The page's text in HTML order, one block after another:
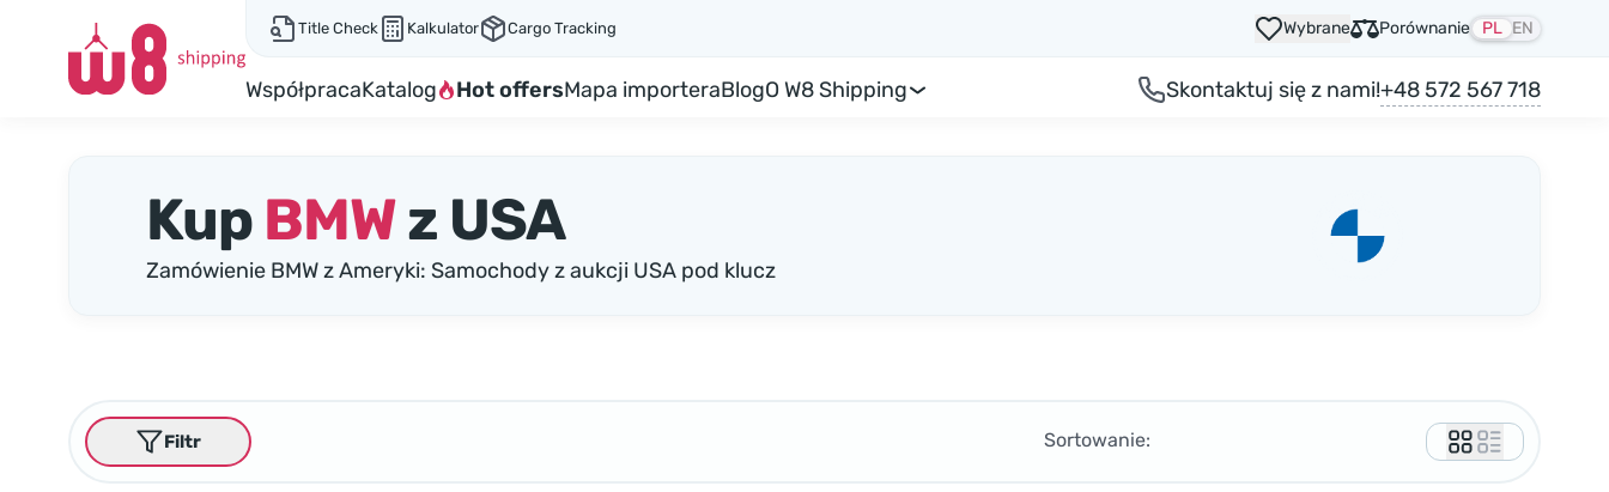
Title Check Kalkulator Cargo Tracking Wybrane Porównanie PL EN
WspółpracaKatalog Hot offersMapa importeraBlogO W8 Shipping Skontaktuj się z nami!+48 572 567 718
Kup BMWz USA
Zamówienie BMW z Ameryki: Samochody z aukcji USA pod klucz
Sortowanie:
Filtr